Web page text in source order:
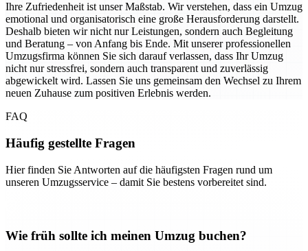
Ihre Zufriedenheit ist unser Maßstab. Wir verstehen, dass ein Umzug
emotional und organisatorisch eine große Herausforderung darstellt.
Deshalb bieten wir nicht nur Leistungen, sondern auch Begleitung
und Beratung – von Anfang bis Ende. Mit unserer professionellen
Umzugsfirma können Sie sich darauf verlassen, dass Ihr Umzug
nicht nur stressfrei, sondern auch transparent und zuverlässig
abgewickelt wird. Lassen Sie uns gemeinsam den Wechsel zu Ihrem
neuen Zuhause zum positiven Erlebnis werden.
FAQ
Häufig gestellte Fragen
Hier finden Sie Antworten auf die häufigsten Fragen rund um
unseren Umzugsservice – damit Sie bestens vorbereitet sind.
Wie früh sollte ich meinen Umzug buchen?